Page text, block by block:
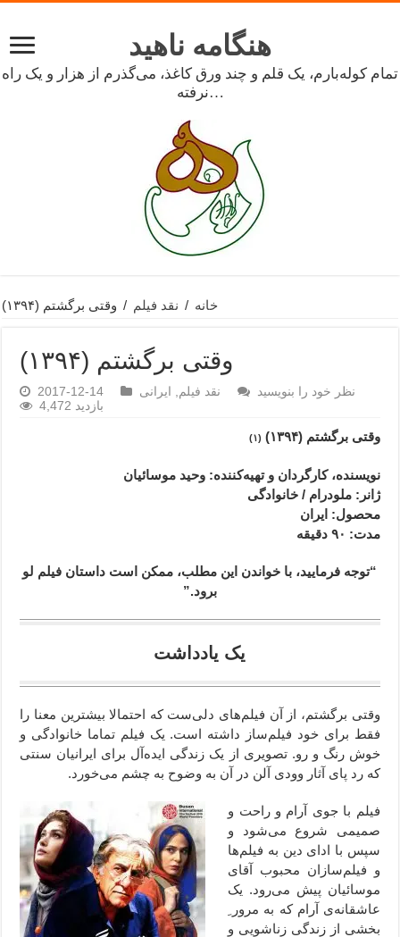
هنگامه ناهید
تمام کوله‌بارم، یک قلم و چند ورق کاغذ، می‌گذرم از هزار و یک راه
نرفته…
خانه / نقد فیلم / وقتی برگشتم (۱۳۹۴)
وقتی برگشتم (۱۳۹۴)
2017-12-14 نقد فیلم ایرانی
نظر خود را بنویسید
4,472 بازدید
وقتی برگشتم (۱۳۹۴) (۱)
نویسنده، کارگردان و تهیه‌کننده: وحید موسائیان
ژانر : ملودرام / خانوادگی
محصول: ایران
مدت: ۹۰ دقیقه
“توجه فرمایید،‌ با خواندن این مطلب، ممکن است داستان فیلم لو
برود.”
وقتی برگشتم، از آن فیلم‌های دلی‌ست که احتمالا بیشترین معنا را
فقط برای خود فیلم‌ساز داشته است. یک فیلم تماما خانوادگی و
خوش رنگ و رو. تصویری از یک زندگی ایده‌آل برای ایرانیان سنتی
که رد پای آثار وودی آلن در آن به وضوح به چشم می‌خورد.
فیلم با جوی آرام و راحت و
صمیمی شروع می‌شود و
سپس با ادای دین به فیلم‌ها
و فیلم‌سازان محبوب آقای
موسائیان پیش می‌رود. یک
عاشقانه‌ی آرام که به مرور ِ
بخشی از زندگی زناشویی و